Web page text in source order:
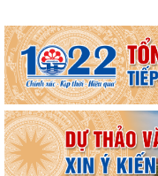
Tuổi trẻ Chi đoàn UBND
“Bữa cơm tri ân”
Khai mạc Lễ hội làng tháng
Lễ hội truyền thống Xa mã
huy giá trị Di tích lịch sử...